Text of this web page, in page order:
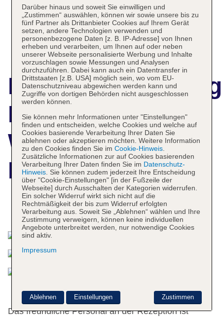
Hotel Indigo
Williamsburg -
Brooklyn
Das bietet Ihre Unterkunft
Das freundliche Personal an der Rezeption ist
Darüber hinaus und soweit Sie einwilligen und
„Zustimmen“ auswählen, können wir sowie unsere bis zu
fünf Partner als Drittanbieter Cookies auf Ihrem Gerät
setzen, andere Technologien verwenden und
personenbezogene Daten [z. B. IP-Adresse] von Ihnen
erheben und verarbeiten, um Ihnen auf oder neben
unserer Webseite personalisierte Werbung und Inhalte
vorzuschlagen sowie Messungen und Analysen
durchzuführen. Dabei kann auch ein Datentransfer in
Drittstaaten [z.B. USA] möglich sein, wo vom EU-
Datenschutzniveau abgewichen werden kann und
Zugriffe von dortigen Behörden nicht ausgeschlossen
werden können.
Sie können mehr Informationen unter "Einstellungen"
finden und entscheiden, welche Cookies und welche auf
Cookies basierende Verarbeitung Ihrer Daten Sie
ablehnen oder akzeptieren möchten. Weitere Information
zu den Cookies finden Sie im Cookie-Hinweis.
Zusätzliche Informationen zur auf Cookies basierenden
Verarbeitung Ihrer Daten finden Sie im Datenschutz-
Hinweis. Sie können zudem jederzeit Ihre Entscheidung
über "Cookie-Einstellungen" [in der Fußzeile der
Webseite] durch Ausschalten der Kategorien widerrufen.
Ein solcher Widerruf wirkt sich nicht auf die
Rechtmäßigkeit der bis zum Widerruf erfolgten
Verarbeitung aus. Soweit Sie „Ablehnen“ wählen und Ihre
Zustimmung verweigern, können keine individuellen
Angebote unterbreitet werden, nur notwendige Cookies
sind aktiv.
Impressum
Zustimmen
Ablehnen Einstellungen